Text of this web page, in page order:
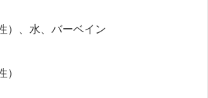
）、水、バーベイン
）